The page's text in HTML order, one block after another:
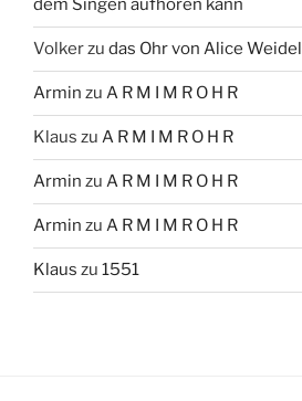
dem Singen aufhören kann
Volkerzu das Ohr von Alice Weidel
Armin zu A R M I M R O H R
Klaus zu A R M I M R O H R
Armin zu A R M I M R O H R
Armin zu A R M I M R O H R
Klaus zu 1551